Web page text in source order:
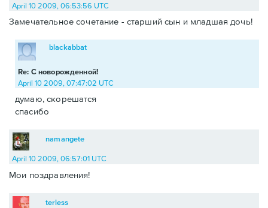
April 10 2009, 06:53:56 UTC
Замечательное сочетание - старший сын и младшая дочь!
Re: С новорожденной!
blackabbat
April 10 2009, 07:47:02 UTC
думаю, скорешатся
спасибо
namangete
April 10 2009, 06:57:01 UTC
Мои поздравления!
terless